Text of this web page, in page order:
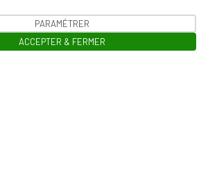
PARAMÉTRER
ACCEPTER & FERMER